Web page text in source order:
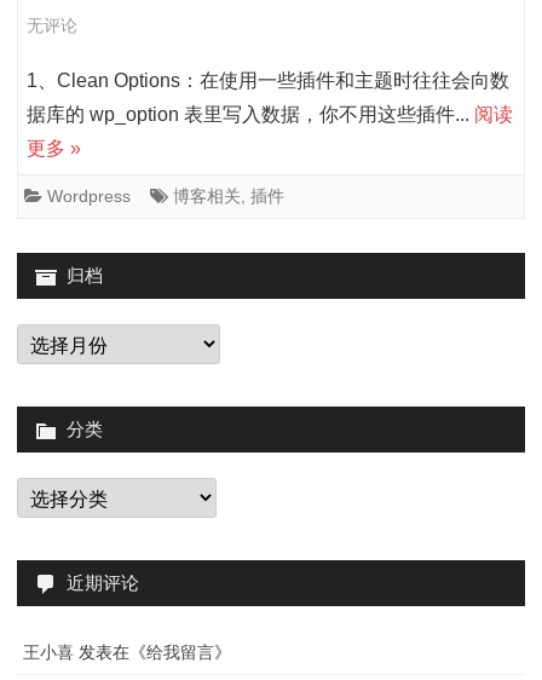
题
个
垃
无评论
1、Clean Options：在使用一些插件和主题时往往会向数
据库的 wp_option 表里写入数据，你不用这些插件... 阅读
更多 »
Wordpress 博客相关 插件
归档
归
档
分类
分
类
近期评论
王小喜 发表在《给我留言》